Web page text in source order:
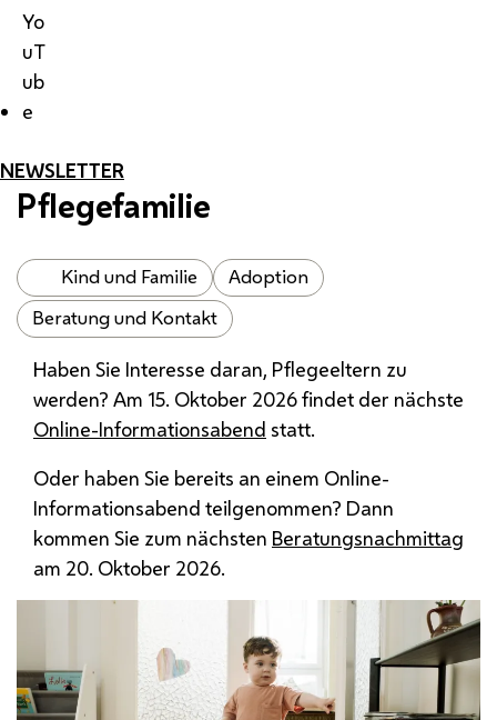
Yo
uT
ub
e
NEWSLETTER
Pflegefamilie
Kind und Familie
Adoption
Beratung und Kontakt
Haben Sie Interesse daran, Pflegeeltern zu
werden? Am 15. Oktober 2026 findet der nächste
Online-Informationsabend statt.
Oder haben Sie bereits an einem Online-
Informationsabend teilgenommen? Dann
kommen Sie zum nächsten Beratungsnachmittag
am 20. Oktober 2026.